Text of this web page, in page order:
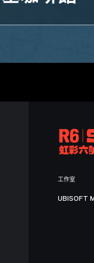
工作室
UBISOFT